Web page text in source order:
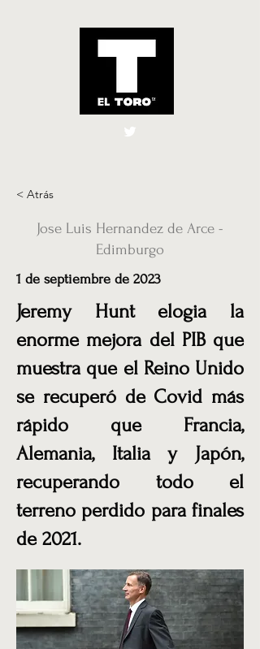
El Toro España
< Atrás
Jose Luis Hernandez de Arce -
Edimburgo
1 de septiembre de 2023
Jeremy Hunt elogia la
enorme mejora del PIB que
muestra que el Reino Unido
se recuperó de Covid más
rápido que Francia,
Alemania, Italia y Japón,
recuperando todo el
terreno perdido para finales
de 2021.